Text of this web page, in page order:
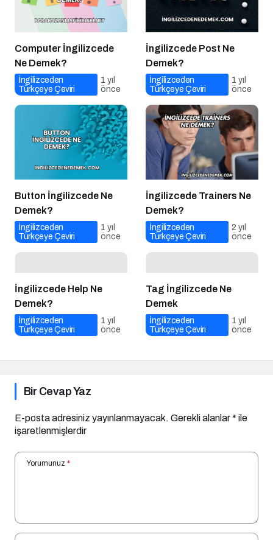
Computer İngilizcede
Ne Demek?
İngilizceden
Türkçeye Çeviri
1 yıl
önce
İngilizcede Post Ne
Demek?
İngilizceden
Türkçeye Çeviri
1 yıl
önce
Button İngilizcede Ne
Demek?
İngilizceden
Türkçeye Çeviri
1 yıl
önce
İngilizcede Trainers Ne
Demek?
İngilizceden
Türkçeye Çeviri
2 yıl
önce
İngilizcede Help Ne
Demek?
İngilizceden
Türkçeye Çeviri
1 yıl
önce
Tag İngilizcede Ne
Demek
İngilizceden
Türkçeye Çeviri
1 yıl
önce
Bir Cevap Yaz
E-posta adresiniz yayınlanmayacak. Gerekli alanlar* ile
işaretlenmişlerdir
Yorumunuz *